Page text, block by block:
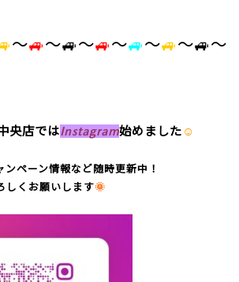
～🚙～🚙～🚙～🚙～🚙～🚙～
央店ではInstagram始めました ☺
ペーン情報など随時更新中！
しくお願いします🌞